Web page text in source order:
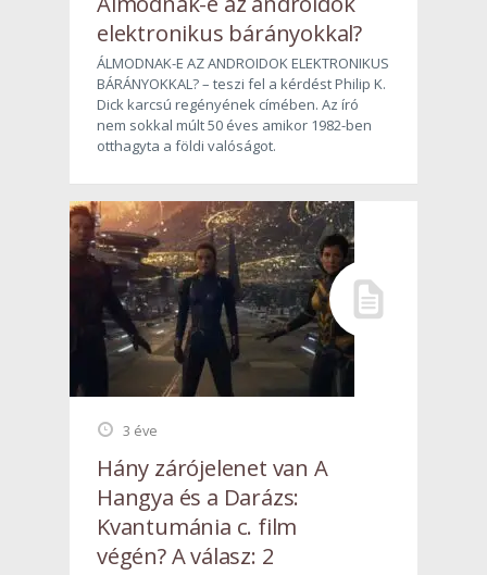
elektronikus bárányokkal?
ÁLMODNAK-E AZ ANDROIDOK ELEKTRONIKUS
BÁRÁNYOKKAL? – teszi fel a kérdést Philip K.
Dick karcsú regényének címében. Az író
nem sokkal múlt 50 éves amikor 1982-ben
otthagyta a földi valóságot.
3 éve
Hány zárójelenet van A
Hangya és a Darázs:
Kvantumánia c. film
végén? A válasz: 2